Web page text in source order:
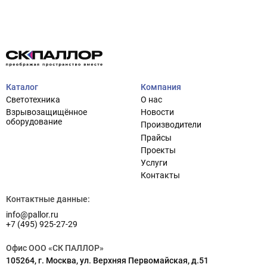
Проектирование систем освещения
Проектирование систем управления
Кастомизация оборудования/Индивидуальные
светотехнические решения
Шеф-монтаж
Каталог
Светотехника
Взрывозащищённое
оборудование
Компания
О нас
Новости
Производители
Прайсы
Проекты
Услуги
Контакты
Контактные данные:
info@pallor.ru
+7 (495) 925-27-29
Офис ООО «СК ПАЛЛОР»
105264, г. Москва, ул. Верхняя Первомайская, д.51